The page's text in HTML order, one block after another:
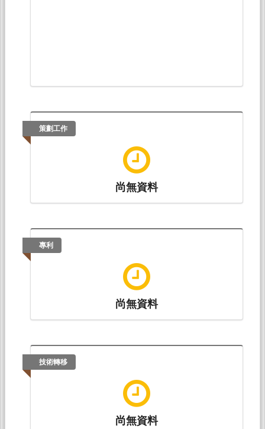
策劃工作
尚無資料
專利
尚無資料
技術轉移
尚無資料